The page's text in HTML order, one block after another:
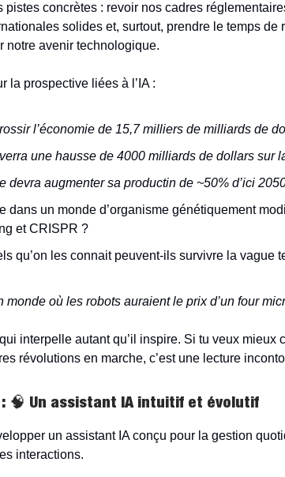
pistes concrètes : revoir nos cadres
solides et, surtout, prendre le temps de
notre avenir technologique.
la prospective liées à l’IA :
l’économie de 15,7 milliers de milliards de
une hausse de 4000 milliards de dollars sur
devra augmenter sa productin de ~50% d’ici
dans un monde d’organisme génétiquement
et CRISPR ?
qu’on les connait peuvent-ils survivre la vague
monde où les robots auraient le prix d’un four
interpelle autant qu’il inspire. Si tu veux mieux
révolutions en marche, c’est une lecture
🧠 Un assistant IA intuitif et évolutif
un assistant IA conçu pour la gestion
interactions.